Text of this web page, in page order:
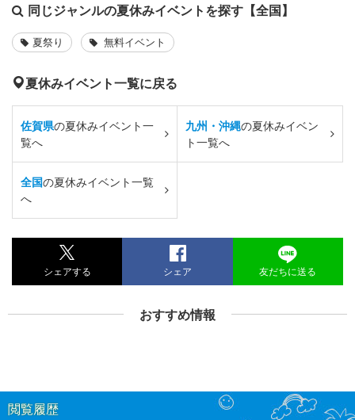
同じジャンルの夏休みイベントを探す【全国】
夏祭り 無料イベント
夏休みイベント一覧に戻る
佐賀県の夏休みイベント一
覧へ
九州・沖縄の夏休みイベン
ト一覧へ
全国の夏休みイベント一覧
へ
シェアする シェア 友だちに送る
おすすめ情報
閲覧履歴